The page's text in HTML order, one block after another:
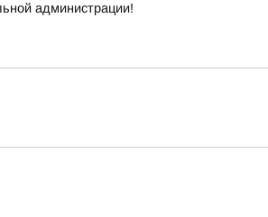
администрации!